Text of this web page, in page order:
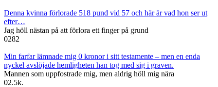
Denna kvinna förlorade 518 pund vid 57 och här är vad hon ser ut
efter…
Jag höll nästan på att förlora ett finger på grund
0282
Min farfar lämnade mig 0 kronor i sitt testamente – men en enda
nyckel avslöjade hemligheten han tog med sig i graven.
Mannen som uppfostrade mig, men aldrig höll mig nära
02.5k.